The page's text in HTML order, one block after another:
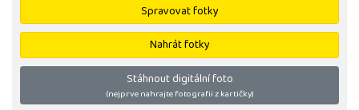
Spravovat fotky
Nahrát fotky
Stáhnout digitální foto
(nejprve nahrajte fotografii z kartičky)